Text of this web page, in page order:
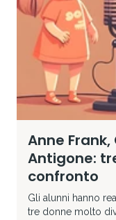
Anne
Antigone:
confronto
Gli alunni hanno
tre donne molto